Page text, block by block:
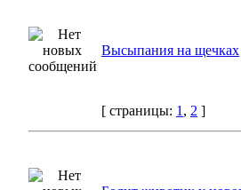
Высыпания на щечках
[ страницы: 1 , 2 ]